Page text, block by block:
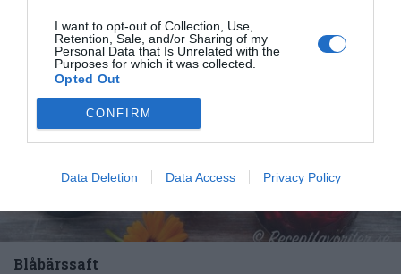
I want to opt-out of Collection, Use,
Retention, Sale, and/or Sharing of my
Personal Data that Is Unrelated with the
Purposes for which it was collected.
Opted Out
CONFIRM
Data Deletion Data Access Privacy Policy
Blåbärssaft